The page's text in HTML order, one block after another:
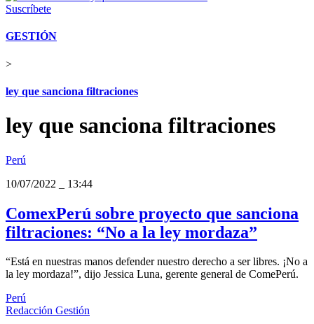
Suscríbete
GESTIÓN
>
ley que sanciona filtraciones
ley que sanciona filtraciones
Perú
10/07/2022
13:44
ComexPerú sobre proyecto que sanciona
filtraciones: “No a la ley mordaza”
“Está en nuestras manos defender nuestro derecho a ser libres. ¡No a
la ley mordaza!”, dijo Jessica Luna, gerente general de ComePerú.
Perú
Redacción Gestión